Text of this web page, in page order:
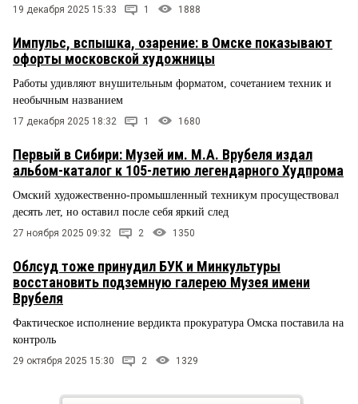
19 декабря 2025 15:33 1 1888
Импульс, вспышка, озарение: в Омске показывают
офорты московской художницы
Работы удивляют внушительным форматом, сочетанием техник и
необычным названием
17 декабря 2025 18:32 1 1680
Первый в Сибири: Музей им. М.А. Врубеля издал
альбом-каталог к 105-летию легендарного Худпрома
Омский художественно-промышленный техникум просуществовал
десять лет, но оставил после себя яркий след
27 ноября 2025 09:32 2 1350
Облсуд тоже принудил БУК и Минкультуры
восстановить подземную галерею Музея имени
Врубеля
Фактическое исполнение вердикта прокуратура Омска поставила на
контроль
29 октября 2025 15:30 2 1329